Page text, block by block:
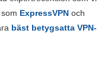
ExpressVPN och
bäst betygsatta VPN-